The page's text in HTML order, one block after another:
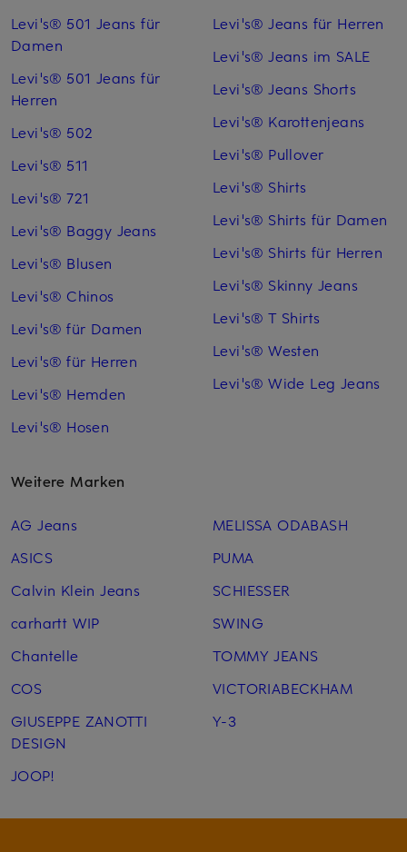
Levi's® 501 Jeans für
Damen
Levi's® 501 Jeans für
Herren
Levi's® 502
Levi's® 511
Levi's® 721
Levi's® Baggy Jeans
Levi's® Blusen
Levi's® Chinos
Levi's® für Damen
Levi's® für Herren
Levi's® Hemden
Levi's® Hosen
Levi's® Jeans für Herren
Levi's® Jeans im SALE
Levi's® Jeans Shorts
Levi's® Karottenjeans
Levi's® Pullover
Levi's® Shirts
Levi's® Shirts für Damen
Levi's® Shirts für Herren
Levi's® Skinny Jeans
Levi's® T Shirts
Levi's® Westen
Levi's® Wide Leg Jeans
Weitere Marken
AG Jeans
ASICS
Calvin Klein Jeans
carhartt WIP
Chantelle
COS
GIUSEPPE ZANOTTI
DESIGN
JOOP!
MELISSA ODABASH
PUMA
SCHIESSER
SWING
TOMMY JEANS
VICTORIABECKHAM
Y-3